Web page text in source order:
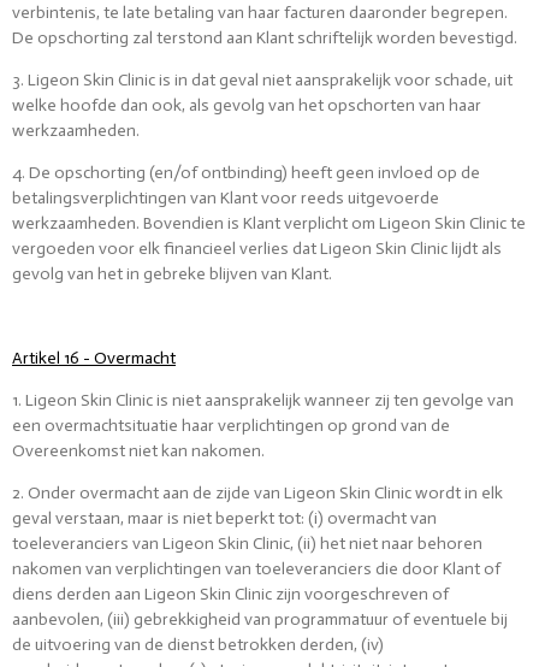
verbintenis, te late betaling van haar facturen daaronder begrepen.
De opschorting zal terstond aan Klant schriftelijk worden bevestigd.
3. Ligeon Skin Clinic is in dat geval niet aansprakelijk voor schade, uit
welke hoofde dan ook, als gevolg van het opschorten van haar
werkzaamheden.
4. De opschorting (en/of ontbinding) heeft geen invloed op de
betalingsverplichtingen van Klant voor reeds uitgevoerde
werkzaamheden. Bovendien is Klant verplicht om Ligeon Skin Clinic te
vergoeden voor elk financieel verlies dat Ligeon Skin Clinic lijdt als
gevolg van het in gebreke blijven van Klant.
Artikel 16 - Overmacht
1. Ligeon Skin Clinic is niet aansprakelijk wanneer zij ten gevolge van
een overmachtsituatie haar verplichtingen op grond van de
Overeenkomst niet kan nakomen.
2. Onder overmacht aan de zijde van Ligeon Skin Clinic wordt in elk
geval verstaan, maar is niet beperkt tot: (i) overmacht van
toeleveranciers van Ligeon Skin Clinic, (ii) het niet naar behoren
nakomen van verplichtingen van toeleveranciers die door Klant of
diens derden aan Ligeon Skin Clinic zijn voorgeschreven of
aanbevolen, (iii) gebrekkigheid van programmatuur of eventuele bij
de uitvoering van de dienst betrokken derden, (iv)